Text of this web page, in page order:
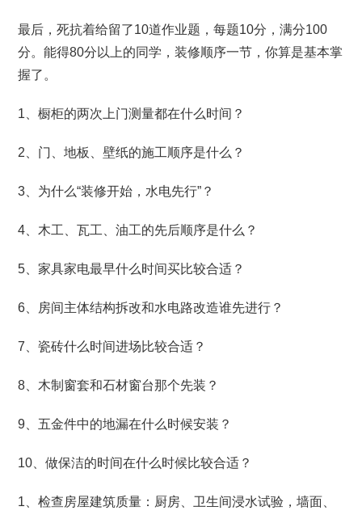
最后，死抗着给留了10道作业题，每题10分，满分100
分。能得80分以上的同学，装修顺序一节，你算是基本掌
握了。
1、橱柜的两次上门测量都在什么时间？
2、门、地板、壁纸的施工顺序是什么？
3、为什么“装修开始，水电先行”？
4、木工、瓦工、油工的先后顺序是什么？
5、家具家电最早什么时间买比较合适？
6、房间主体结构拆改和水电路改造谁先进行？
7、瓷砖什么时间进场比较合适？
8、木制窗套和石材窗台那个先装？
9、五金件中的地漏在什么时候安装？
10、做保洁的时间在什么时候比较合适？
1、检查房屋建筑质量：厨房、卫生间浸水试验，墙面、